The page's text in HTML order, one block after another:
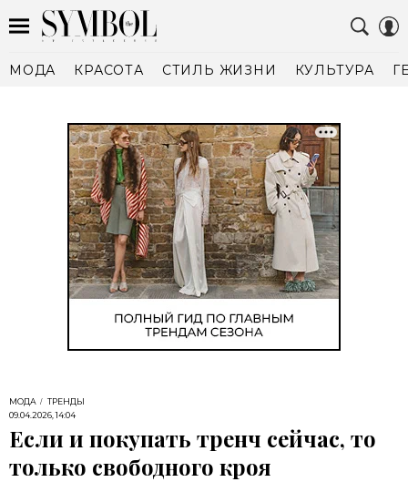
МОДА КРАСОТА СТИЛЬ ЖИЗНИ КУЛЬТУРА
МОДА
ТРЕНДЫ
09.04.2026, 14:04
Если и покупать тренч сейчас, то
только свободного кроя